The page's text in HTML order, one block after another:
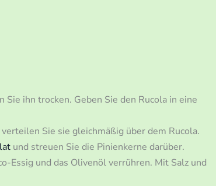
ihn trocken. Geben Sie den Rucola in eine
verteilen Sie sie gleichmäßig über dem Rucola.
und streuen Sie die Pinienkerne darüber.
Essig und das Olivenöl verrühren. Mit Salz und